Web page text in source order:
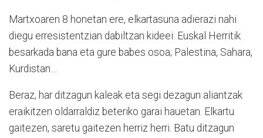
Martxoaren 8 honetan ere, elkartasuna adierazi nahi
diegu erresistentzian dabiltzan kideei. Euskal Herritik
besarkada bana eta gure babes osoa; Palestina, Sahara,
Kurdistan…
Beraz, har ditzagun kaleak eta segi dezagun aliantzak
eraikitzen oldarraldiz beteriko garai hauetan. Elkartu
gaitezen, saretu gaitezen herriz herri. Batu ditzagun